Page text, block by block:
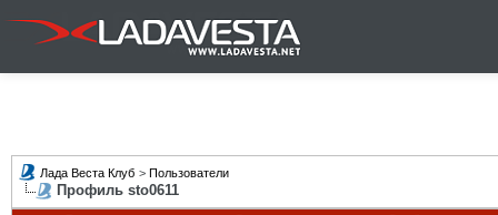
Лада Веста Клуб > Пользователи
Профиль sto0611